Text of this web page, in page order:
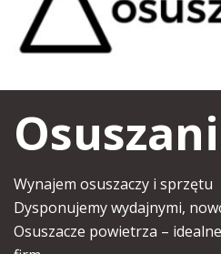
Wynajem osuszaczy i sprzętu
Dysponujemy wydajnymi,
Osuszacze powietrza –